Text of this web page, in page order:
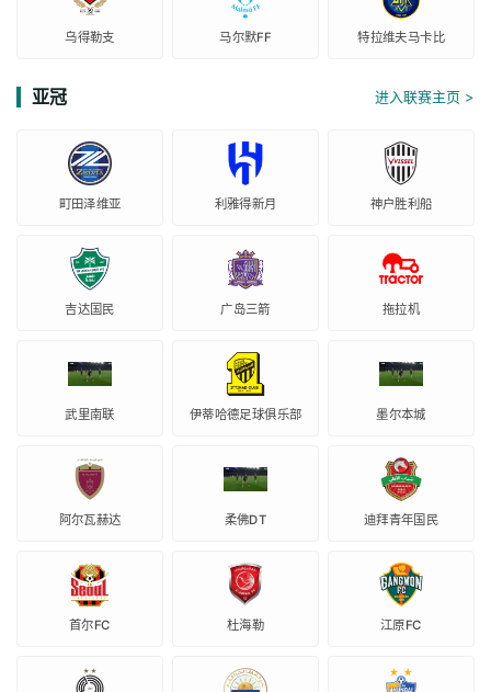
乌得勒支 马尔默FF 特拉维夫马卡比
亚冠 进入联赛主页 >
町田泽维亚 利雅得新月 神户胜利船
吉达国民 广岛三箭 拖拉机
武里南联 伊蒂哈德足球俱乐部 墨尔本城
阿尔瓦赫达 柔佛DT 迪拜青年国民
首尔FC 杜海勒 江原FC